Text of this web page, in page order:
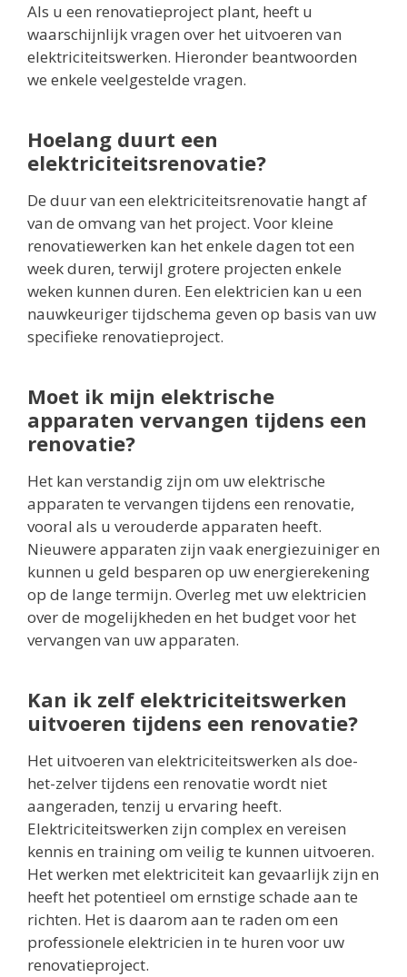
Als u een renovatieproject plant, heeft u
waarschijnlijk vragen over het uitvoeren van
elektriciteitswerken. Hieronder beantwoorden
we enkele veelgestelde vragen.
Hoelang duurt een
elektriciteitsrenovatie?
De duur van een elektriciteitsrenovatie hangt af
van de omvang van het project. Voor kleine
renovatiewerken kan het enkele dagen tot een
week duren, terwijl grotere projecten enkele
weken kunnen duren. Een elektricien kan u een
nauwkeuriger tijdschema geven op basis van uw
specifieke renovatieproject.
Moet ik mijn elektrische
apparaten vervangen tijdens een
renovatie?
Het kan verstandig zijn om uw elektrische
apparaten te vervangen tijdens een renovatie,
vooral als u verouderde apparaten heeft.
Nieuwere apparaten zijn vaak energiezuiniger en
kunnen u geld besparen op uw energierekening
op de lange termijn. Overleg met uw elektricien
over de mogelijkheden en het budget voor het
vervangen van uw apparaten.
Kan ik zelf elektriciteitswerken
uitvoeren tijdens een renovatie?
Het uitvoeren van elektriciteitswerken als doe-
het-zelver tijdens een renovatie wordt niet
aangeraden, tenzij u ervaring heeft.
Elektriciteitswerken zijn complex en vereisen
kennis en training om veilig te kunnen uitvoeren.
Het werken met elektriciteit kan gevaarlijk zijn en
heeft het potentieel om ernstige schade aan te
richten. Het is daarom aan te raden om een
professionele elektricien in te huren voor uw
renovatieproject.